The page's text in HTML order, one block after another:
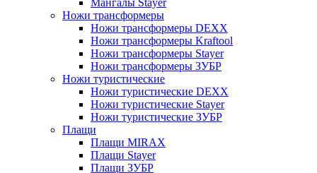
Мангалы Stayer
Ножи трансформеры
Ножи трансформеры DEXX
Ножи трансформеры Kraftool
Ножи трансформеры Stayer
Ножи трансформеры ЗУБР
Ножи туристические
Ножи туристические DEXX
Ножи туристические Stayer
Ножи туристические ЗУБР
Плащи
Плащи MIRAX
Плащи Stayer
Плащи ЗУБР